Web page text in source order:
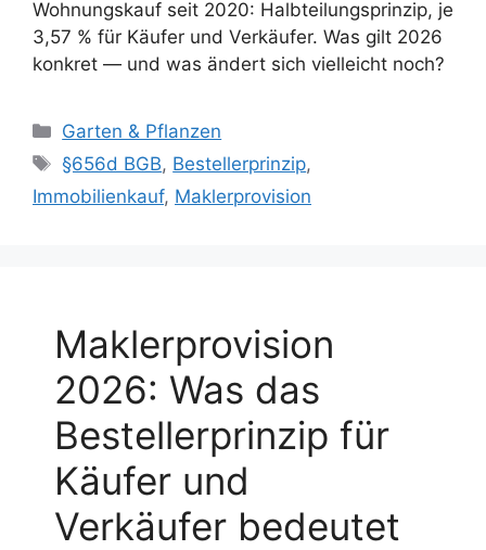
Wohnungskauf seit 2020: Halbteilungsprinzip, je
3,57 % für Käufer und Verkäufer. Was gilt 2026
konkret — und was ändert sich vielleicht noch?
Kategorien
Garten & Pflanzen
Schlagwörter
§656d BGB, Bestellerprinzip,
Immobilienkauf, Maklerprovision
Maklerprovision
2026: Was das
Bestellerprinzip für
Käufer und
Verkäufer bedeutet